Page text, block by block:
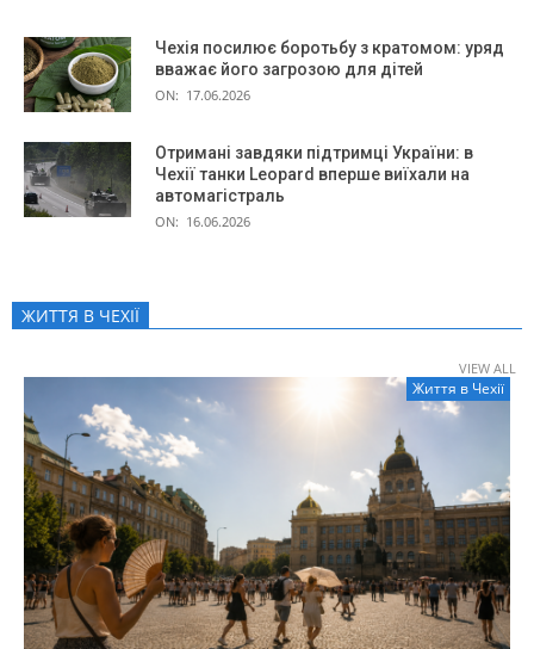
Чехія посилює боротьбу з кратомом: уряд
вважає його загрозою для дітей
ON: 17.06.2026
Отримані завдяки підтримці України: в
Чехії танки Leopard вперше виїхали на
автомагістраль
ON: 16.06.2026
ЖИТТЯ В ЧЕXІЇ
VIEW ALL
Життя в Чеxії